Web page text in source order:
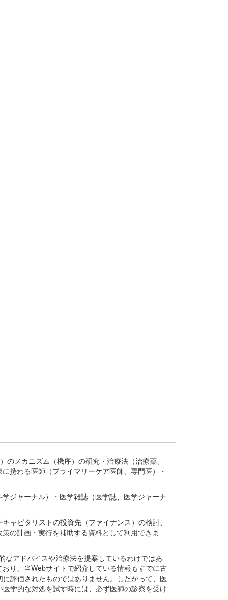
メカニズム（機序）の研究・治療法（治療薬、
携わる医師（プライマリーケア医師、専門医）・
ジャーナル）・医学雑誌（医学誌、医学ジャーナ
ャピタリストの投資先（ファイナンス）の検討、
の計画・実行を補助する資料として利用できま
アドバイスや治療法を提案しているわけではあ
り、当Webサイトで紹介している情報もすでに古
評価されたものではありません。したがって、医
学的な対処を試す時には、必ず医師の診察を受け